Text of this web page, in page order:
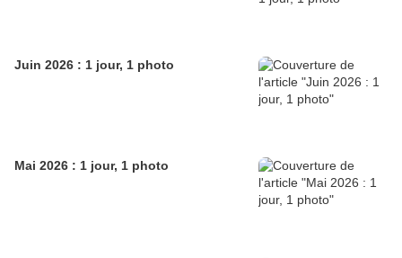
Juin 2026 : 1 jour, 1 photo
Mai 2026 : 1 jour, 1 photo